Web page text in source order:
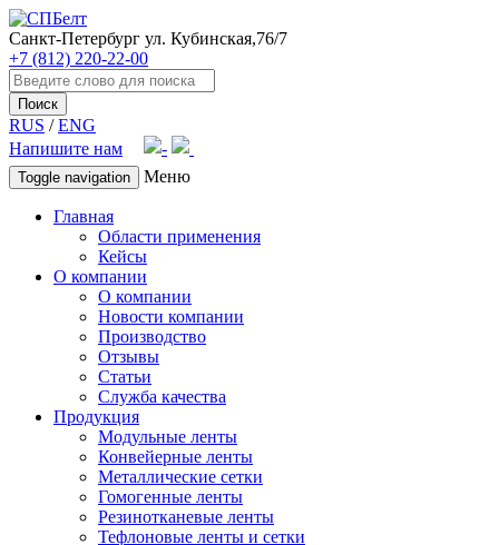
Санкт-Петербург ул. Кубинская,76/7
+7 (812) 220-22-00
Поиск
RUS /ENG
Напишите нам
Toggle navigation Меню
Главная
Области применения
Кейсы
О компании
О компании
Новости компании
Производство
Отзывы
Статьи
Служба качества
Продукция
Модульные ленты
Конвейерные ленты
Металлические сетки
Гомогенные ленты
Резинотканевые ленты
Тефлоновые ленты и сетки